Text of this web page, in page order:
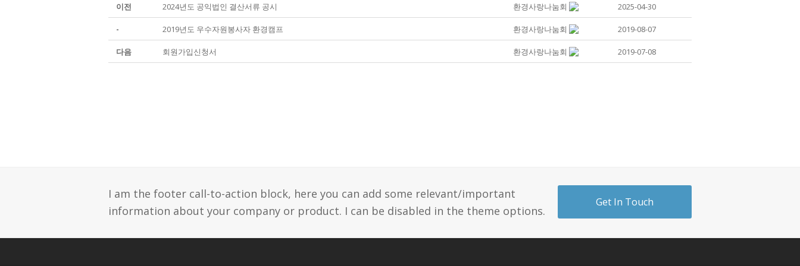
이전 2024년도 공익법인 결산서류 공시 환경사랑나눔회 2025-04-30
- 2019년도 우수자원봉사자 환경캠프 환경사랑나눔회 2019-08-07
다음 회원가입신청서 환경사랑나눔회 2019-07-08
I am the footer call-to-action block, here you can add some relevant/important
information about your company or product. I can be disabled in the theme options.
Get In Touch